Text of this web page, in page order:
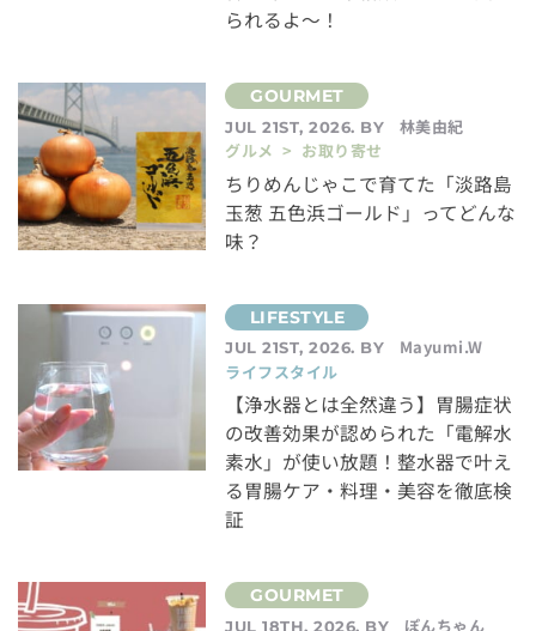
られるよ～！
JUL 21ST, 2026. BY
林美由紀
グルメ > お取り寄せ
ちりめんじゃこで育てた「淡路島
玉葱 五色浜ゴールド」ってどんな
味？
JUL 21ST, 2026. BY
Mayumi.W
ライフスタイル
【浄水器とは全然違う】胃腸症状
の改善効果が認められた「電解水
素水」が使い放題！整水器で叶え
る胃腸ケア・料理・美容を徹底検
証
JUL 18TH, 2026. BY
ぽんちゃん